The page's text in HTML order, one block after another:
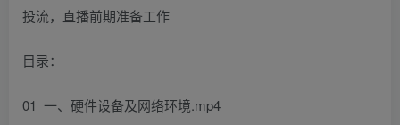
投流，直播前期准备工作
目录：
01_一、硬件设备及网络环境.mp4